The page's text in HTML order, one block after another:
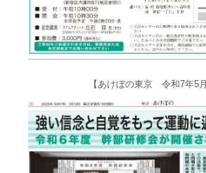
【あけぼの東京 令和7年5月